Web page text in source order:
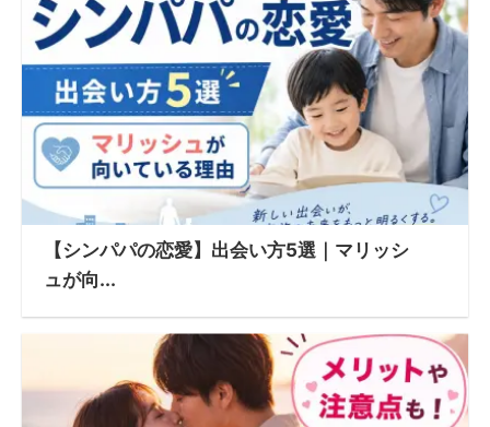
【シンパパの恋愛】出会い方5選｜マリッシ
ュが向...